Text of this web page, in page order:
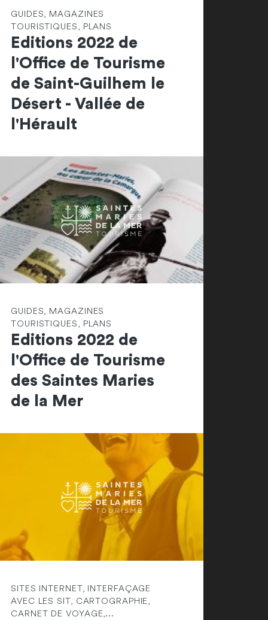
GUIDES, MAGAZINES
TOURISTIQUES, PLANS
Editions 2022 de
l'Office de Tourisme
de Saint-Guilhem le
Désert - Vallée de
l'Hérault
GUIDES, MAGAZINES
TOURISTIQUES, PLANS
Editions 2022 de
l'Office de Tourisme
des Saintes Maries
de la Mer
SITES INTERNET, INTERFAÇAGE
AVEC LES SIT, CARTOGRAPHIE,
CARNET DE VOYAGE,...